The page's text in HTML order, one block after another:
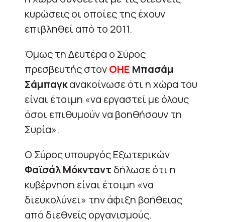
κυρώσεις οι οποίες της έχουν
επιβληθεί από το 2011.
Όμως τη Δευτέρα ο Σύρος
πρεσβευτής στονΟΗΕ Μπασάμ
Σάμπαγκανακοίνωσε ότι η χώρα του
είναι έτοιμη «να εργαστεί με όλους
όσοι επιθυμούν να βοηθήσουν τη
Συρία».
Ο Σύρος υπουργός Εξωτερικών
Φαϊσάλ Μόκνταντ δήλωσε ότι η
κυβέρνηση είναι έτοιμη «να
διευκολύνει» την άφιξη βοήθειας
από διεθνείς οργανισμούς.